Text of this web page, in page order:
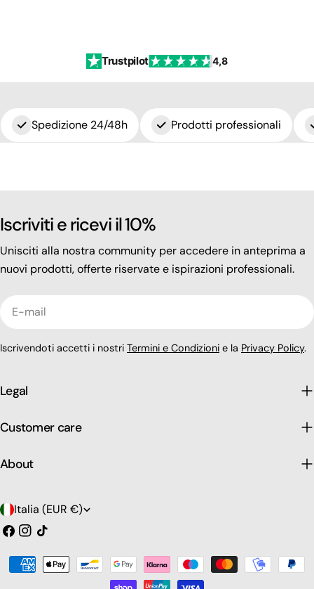
Trustpilot 4,8
Spedizione 24/48h Prodotti professionali
Iscriviti e ricevi il 10%
Unisciti alla nostra community per accedere in anteprima a
nuovi prodotti, offerte riservate e ispirazioni professionali.
Iscrivendoti accetti i nostri Termini e Condizioni e la Privacy Policy.
Legal
Customer care
About
P
a
Italia (EUR €)
Facebook
Instagram
Tic
Modalità